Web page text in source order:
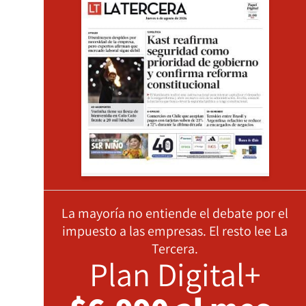
La mayoría no entiende el debate por el
impuesto a las empresas. El resto lee La
Tercera.
Plan Digital+